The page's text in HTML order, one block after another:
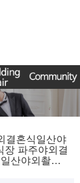
결혼식일산야
장 파주야외결
일산야외촬…